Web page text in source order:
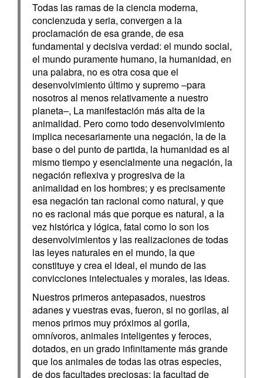
Todas las ramas de la ciencia moderna,
concienzuda y seria, convergen a la
proclamación de esa grande, de esa
fundamental y decisiva verdad: el mundo social,
el mundo puramente humano, la humanidad, en
una palabra, no es otra cosa que el
desenvolvimiento último y supremo –para
nosotros al menos relativamente a nuestro
planeta–, La manifestación más alta de la
animalidad. Pero como todo desenvolvimiento
implica necesariamente una negación, la de la
base o del punto de partida, la humanidad es al
mismo tiempo y esencialmente una negación, la
negación reflexiva y progresiva de la
animalidad en los hombres; y es precisamente
esa negación tan racional como natural, y que
no es racional más que porque es natural, a la
vez histórica y lógica, fatal como lo son los
desenvolvimientos y las realizaciones de todas
las leyes naturales en el mundo, la que
constituye y crea el ideal, el mundo de las
convicciones intelectuales y morales, las ideas.
Nuestros primeros antepasados, nuestros
adanes y vuestras evas, fueron, si no gorilas, al
menos primos muy próximos al gorila,
omnívoros, animales inteligentes y feroces,
dotados, en un grado infinitamente más grande
que los animales de todas las otras especies,
de dos facultades preciosas: la facultad de